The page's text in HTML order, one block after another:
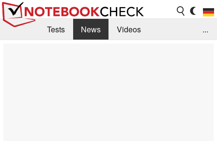
Tests News
Videos
...